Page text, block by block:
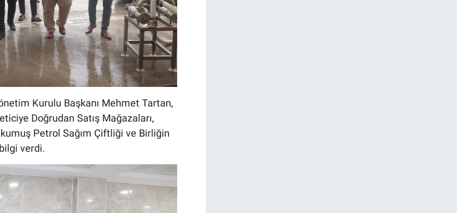
Kurulu Başkanı Mehmet Tartan,
Doğrudan Satış Mağazaları,
Petrol Sağım Çiftliği ve Birliğin
verdi.